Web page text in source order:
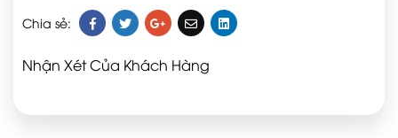
Chia sẻ:
Nhận Xét Của Khách Hàng